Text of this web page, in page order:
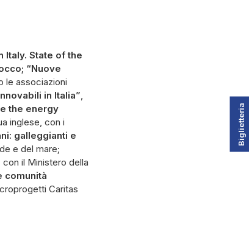
Italy. State of the
“Nuove
le associazioni
in Italia”,
the energy
inglese, con i
galleggianti e
e del mare;
con il Ministero della
comunità
Caritas
Biglietteria